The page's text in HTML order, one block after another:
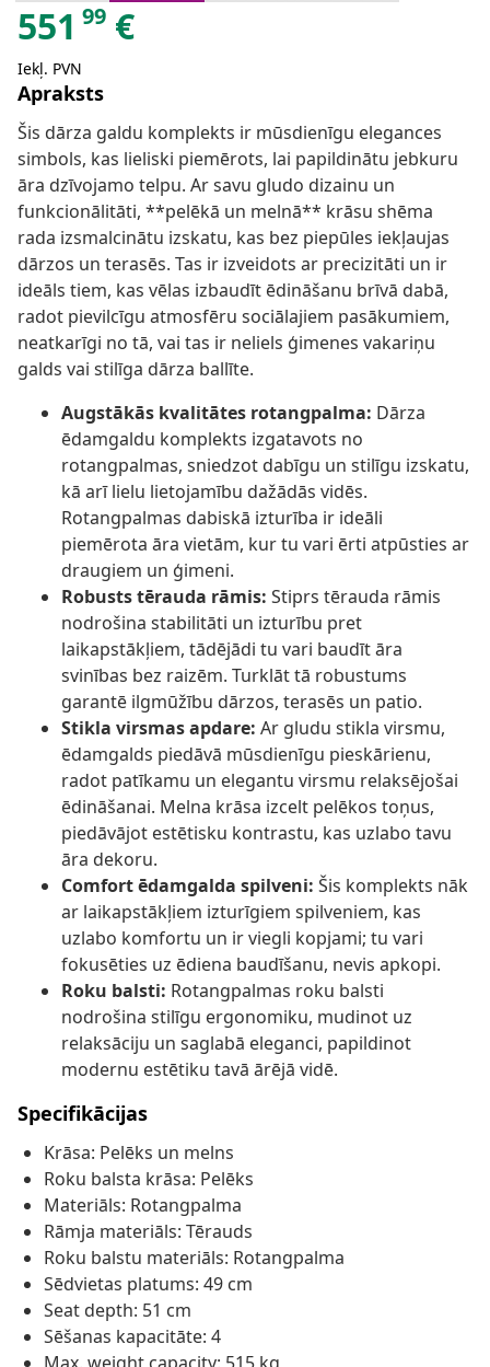
551 99 €
Iekļ. PVN
Apraksts
Šis dārza galdu komplekts ir mūsdienīgu elegances
simbols, kas lieliski piemērots, lai papildinātu jebkuru
āra dzīvojamo telpu. Ar savu gludo dizainu un
funkcionālitāti, **pelēkā un melnā** krāsu shēma
rada izsmalcinātu izskatu, kas bez piepūles iekļaujas
dārzos un terasēs. Tas ir izveidots ar precizitāti un ir
ideāls tiem, kas vēlas izbaudīt ēdināšanu brīvā dabā,
radot pievilcīgu atmosfēru sociālajiem pasākumiem,
neatkarīgi no tā, vai tas ir neliels ģimenes vakariņu
galds vai stilīga dārza ballīte.
Augstākās kvalitātes rotangpalma: Dārza
ēdamgaldu komplekts izgatavots no
rotangpalmas, sniedzot dabīgu un stilīgu izskatu,
kā arī lielu lietojamību dažādās vidēs.
Rotangpalmas dabiskā izturība ir ideāli
piemērota āra vietām, kur tu vari ērti atpūsties ar
draugiem un ģimeni.
Robusts tērauda rāmis: Stiprs tērauda rāmis
nodrošina stabilitāti un izturību pret
laikapstākļiem, tādējādi tu vari baudīt āra
svinības bez raizēm. Turklāt tā robustums
garantē ilgmūžību dārzos, terasēs un patio.
Stikla virsmas apdare: Ar gludu stikla virsmu,
ēdamgalds piedāvā mūsdienīgu pieskārienu,
radot patīkamu un elegantu virsmu relaksējošai
ēdināšanai. Melna krāsa izcelt pelēkos toņus,
piedāvājot estētisku kontrastu, kas uzlabo tavu
āra dekoru.
Comfort ēdamgalda spilveni: Šis komplekts nāk
ar laikapstākļiem izturīgiem spilveniem, kas
uzlabo komfortu un ir viegli kopjami; tu vari
fokusēties uz ēdiena baudīšanu, nevis apkopi.
Roku balsti: Rotangpalmas roku balsti
nodrošina stilīgu ergonomiku, mudinot uz
relaksāciju un saglabā eleganci, papildinot
modernu estētiku tavā ārējā vidē.
Specifikācijas
Krāsa: Pelēks un melns
Roku balsta krāsa: Pelēks
Materiāls: Rotangpalma
Rāmja materiāls: Tērauds
Roku balstu materiāls: Rotangpalma
Sēdvietas platums: 49 cm
Seat depth: 51 cm
Sēšanas kapacitāte: 4